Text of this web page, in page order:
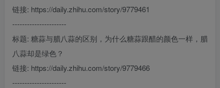
链接: https://daily.zhihu.com/story/9779461
----------------------
标题: 糖蒜与腊八蒜的区别，为什么糖蒜跟醋的颜色一样，腊
八蒜却是绿色？
链接: https://daily.zhihu.com/story/9779466
----------------------